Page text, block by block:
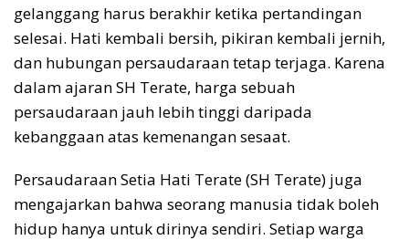
gelanggang harus berakhir ketika pertandingan
selesai. Hati kembali bersih, pikiran kembali jernih,
dan hubungan persaudaraan tetap terjaga. Karena
dalam ajaran SH Terate, harga sebuah
persaudaraan jauh lebih tinggi daripada
kebanggaan atas kemenangan sesaat.
Persaudaraan Setia Hati Terate (SH Terate) juga
mengajarkan bahwa seorang manusia tidak boleh
hidup hanya untuk dirinya sendiri. Setiap warga